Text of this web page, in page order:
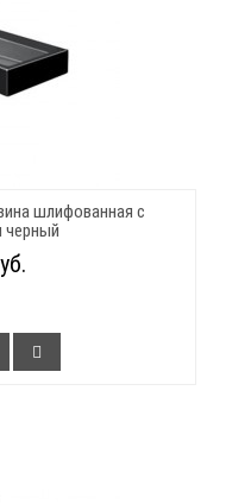
шлифованная с
черный